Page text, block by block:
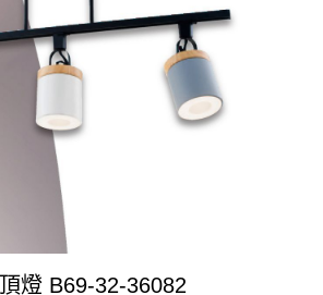
燈 B69-32-36082